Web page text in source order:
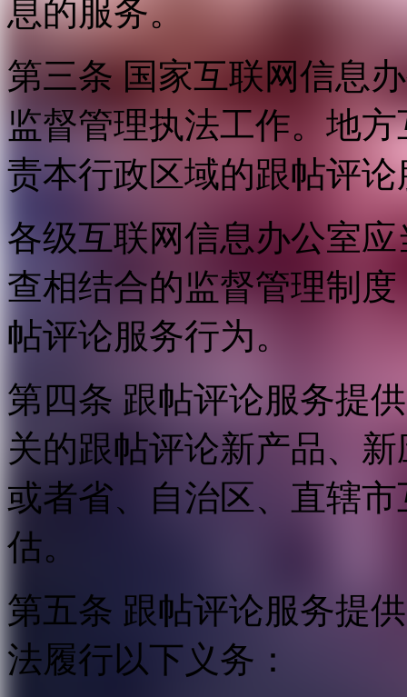
息的服务。
第三条 国家互联网信息
监督管理执法工作。地
责本行政区域的跟帖评
各级互联网信息办公室
查相结合的监督管理制
帖评论服务行为。
第四条 跟帖评论服务提
关的跟帖评论新产品、
或者省、自治区、直辖
估。
第五条 跟帖评论服务提
法履行以下义务：